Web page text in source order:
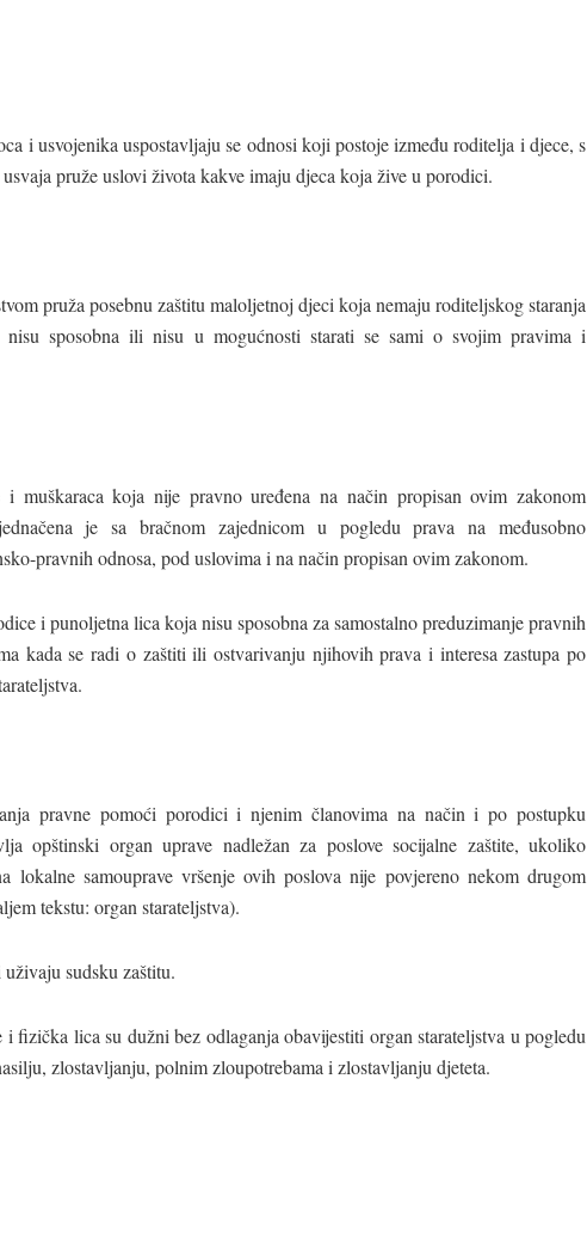
i usvojenika uspostavljaju se odnosi koji postoje između roditelja i djece, s
pruže uslovi života kakve imaju djeca koja žive u porodici.
pruža posebnu zaštitu maloljetnoj djeci koja nemaju roditeljskog staranja
sposobna ili nisu u mogućnosti starati se sami o svojim pravima i
muškaraca koja nije pravno uređena na način propisan ovim zakonom
je sa bračnom zajednicom u pogledu prava na međusobno
pravnih odnosa, pod uslovima i na način propisan ovim zakonom.
i punoljetna lica koja nisu sposobna za samostalno preduzimanje pravnih
kada se radi o zaštiti ili ostvarivanju njihovih prava i interesa zastupa po
pravne pomoći porodici i njenim članovima na način i po postupku
opštinski organ uprave nadležan za poslove socijalne zaštite, ukoliko
lokalne samouprave vršenje ovih poslova nije povjereno nekom drugom
tekstu: organ starateljstva).
sudsku zaštitu.
fizička lica su dužni bez odlaganja obavijestiti organ starateljstva u pogledu
zlostavljanju, polnim zloupotrebama i zlostavljanju djeteta.